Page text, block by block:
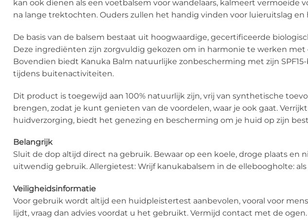
kan ook dienen als een voetbalsem voor wandelaars, kalmeert vermoeide
na lange trektochten. Ouders zullen het handig vinden voor luieruitslag en
De basis van de balsem bestaat uit hoogwaardige, gecertificeerde
Deze ingrediënten zijn zorgvuldig gekozen om in harmonie te werken
Bovendien biedt Kanuka Balm natuurlijke zonbescherming met zijn
tijdens buitenactiviteiten.
Dit product is toegewijd aan 100% natuurlijk zijn, vrij van synthetische
brengen, zodat je kunt genieten van de voordelen, waar je ook gaat.
huidverzorging, biedt het genezing en bescherming om je huid op zijn
Belangrijk
Sluit de dop altijd direct na gebruik. Bewaar op een koele, droge plaats
uitwendig gebruik. Allergietest: Wrijf kanukabalsem in de elleboogholte:
Veiligheidsinformatie
Voor gebruik wordt altijd een huidpleistertest aanbevolen, vooral voor
lijdt, vraag dan advies voordat u het gebruikt. Vermijd contact met de